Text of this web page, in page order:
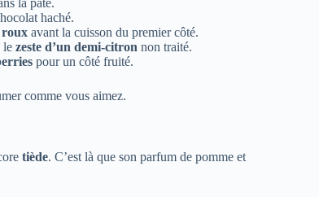
la pâte.
haché.
roux avant la cuisson du premier côté.
le zeste d’un demi-citron non traité.
pour un côté fruité.
comme vous aimez.
tiède. C’est là que son parfum de pomme et